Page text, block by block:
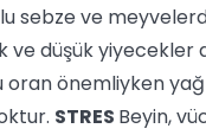
sebze ve
ve düşük yiyecekler
önemliyken
STRES Beyin,